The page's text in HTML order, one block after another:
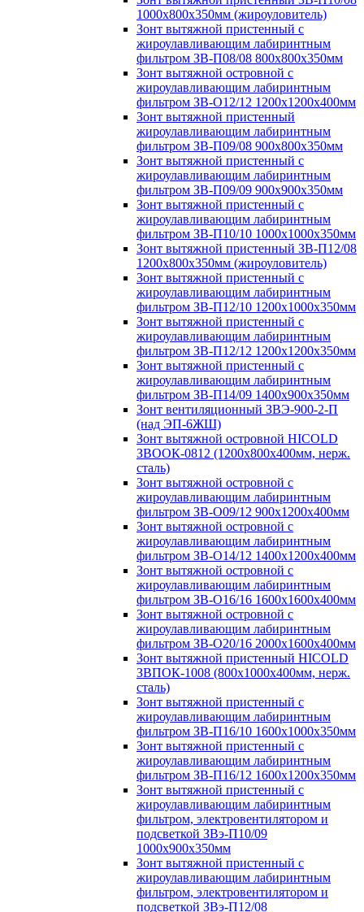
1000х800х350мм (жироуловитель)
Зонт вытяжной пристенный с
жироулавливающим лабиринтным
фильтром ЗВ-П08/08 800х800х350мм
Зонт вытяжной островной с
жироулавливающим лабиринтным
фильтром ЗВ-О12/12 1200х1200х400мм
Зонт вытяжной пристенный
жироулавливающим лабиринтным
фильтром ЗВ-П09/08 900х800х350мм
Зонт вытяжной пристенный с
жироулавливающим лабиринтным
фильтром ЗВ-П09/09 900х900х350мм
Зонт вытяжной пристенный с
жироулавливающим лабиринтным
фильтром ЗВ-П10/10 1000х1000х350мм
Зонт вытяжной пристенный ЗВ-П12/08
1200х800х350мм (жироуловитель)
Зонт вытяжной пристенный с
жироулавливающим лабиринтным
фильтром ЗВ-П12/10 1200х1000х350мм
Зонт вытяжной пристенный с
жироулавливающим лабиринтным
фильтром ЗВ-П12/12 1200х1200х350мм
Зонт вытяжной пристенный с
жироулавливающим лабиринтным
фильтром ЗВ-П14/09 1400х900х350мм
Зонт вентиляционный ЗВЭ-900-2-П
(над ЭП-6ЖШ)
Зонт вытяжной островной HICOLD
ЗВООК-0812 (1200х800x400мм, нерж.
сталь)
Зонт вытяжной островной с
жироулавливающим лабиринтным
фильтром ЗВ-О09/12 900х1200х400мм
Зонт вытяжной островной с
жироулавливающим лабиринтным
фильтром ЗВ-О14/12 1400х1200х400мм
Зонт вытяжной островной с
жироулавливающим лабиринтным
фильтром ЗВ-О16/16 1600х1600х400мм
Зонт вытяжной островной с
жироулавливающим лабиринтным
фильтром ЗВ-О20/16 2000х1600х400мм
Зонт вытяжной пристенный HICOLD
ЗВПОК-1008 (800х1000х400мм, нерж.
сталь)
Зонт вытяжной пристенный с
жироулавливающим лабиринтным
фильтром ЗВ-П16/10 1600х1000х350мм
Зонт вытяжной пристенный с
жироулавливающим лабиринтным
фильтром ЗВ-П16/12 1600х1200х350мм
Зонт вытяжной пристенный с
жироулавливающим лабиринтным
фильтром, электровентилятором и
подсветкой ЗВэ-П10/09
1000х900х350мм
Зонт вытяжной пристенный с
жироулавливающим лабиринтным
фильтром, электровентилятором и
подсветкой ЗВэ-П12/08